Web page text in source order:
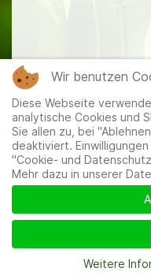
Mitglieder|
und
Wir benutzen
Diese Webseite
analytische Cookies und
Sie allen zu, bei
deaktiviert.
"Cookie- und
Mehr dazu in unserer
Weitere